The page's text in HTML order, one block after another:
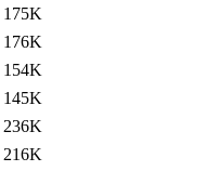
175K
176K
154K
145K
236K
216K